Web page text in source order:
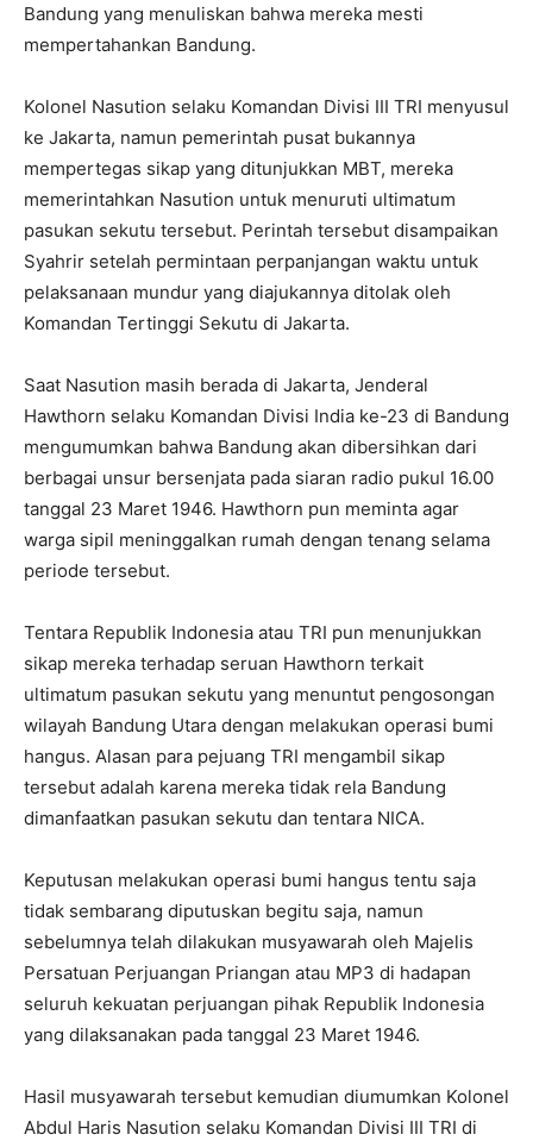
Bandung yang menuliskan bahwa mereka mesti
mempertahankan Bandung.
Kolonel Nasution selaku Komandan Divisi III TRI menyusul
ke Jakarta, namun pemerintah pusat bukannya
mempertegas sikap yang ditunjukkan MBT, mereka
memerintahkan Nasution untuk menuruti ultimatum
pasukan sekutu tersebut. Perintah tersebut disampaikan
Syahrir setelah permintaan perpanjangan waktu untuk
pelaksanaan mundur yang diajukannya ditolak oleh
Komandan Tertinggi Sekutu di Jakarta.
Saat Nasution masih berada di Jakarta, Jenderal
Hawthorn selaku Komandan Divisi India ke-23 di Bandung
mengumumkan bahwa Bandung akan dibersihkan dari
berbagai unsur bersenjata pada siaran radio pukul 16.00
tanggal 23 Maret 1946. Hawthorn pun meminta agar
warga sipil meninggalkan rumah dengan tenang selama
periode tersebut.
Tentara Republik Indonesia atau TRI pun menunjukkan
sikap mereka terhadap seruan Hawthorn terkait
ultimatum pasukan sekutu yang menuntut pengosongan
wilayah Bandung Utara dengan melakukan operasi bumi
hangus. Alasan para pejuang TRI mengambil sikap
tersebut adalah karena mereka tidak rela Bandung
dimanfaatkan pasukan sekutu dan tentara NICA.
Keputusan melakukan operasi bumi hangus tentu saja
tidak sembarang diputuskan begitu saja, namun
sebelumnya telah dilakukan musyawarah oleh Majelis
Persatuan Perjuangan Priangan atau MP3 di hadapan
seluruh kekuatan perjuangan pihak Republik Indonesia
yang dilaksanakan pada tanggal 23 Maret 1946.
Hasil musyawarah tersebut kemudian diumumkan Kolonel
Abdul Haris Nasution selaku Komandan Divisi III TRI di